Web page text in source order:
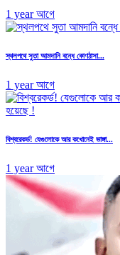
1 year আগে
স্থলপথে সুতা আমদানি বন্ধে কোণঠাসা...
1 year আগে
বিশ্বরেকর্ড! যেগুলোকে আর কখোনেই ভাঙ্গা...
1 year আগে